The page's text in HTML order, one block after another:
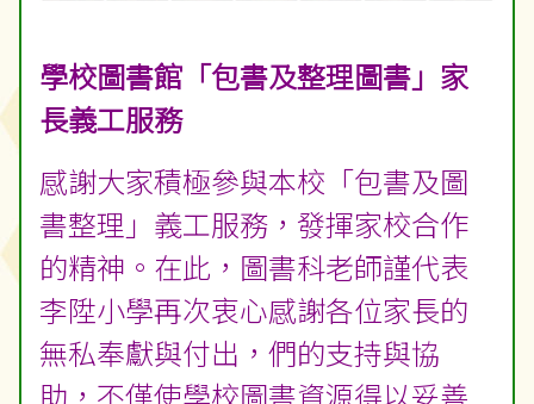
學校圖書館「包書及整理圖書」家
長義工服務
感謝大家積極參與本校「包書及圖
書整理」義工服務，發揮家校合作
的精神。在此，圖書科老師謹代表
李陞小學再次衷心感謝各位家長的
無私奉獻與付出，們的支持與協